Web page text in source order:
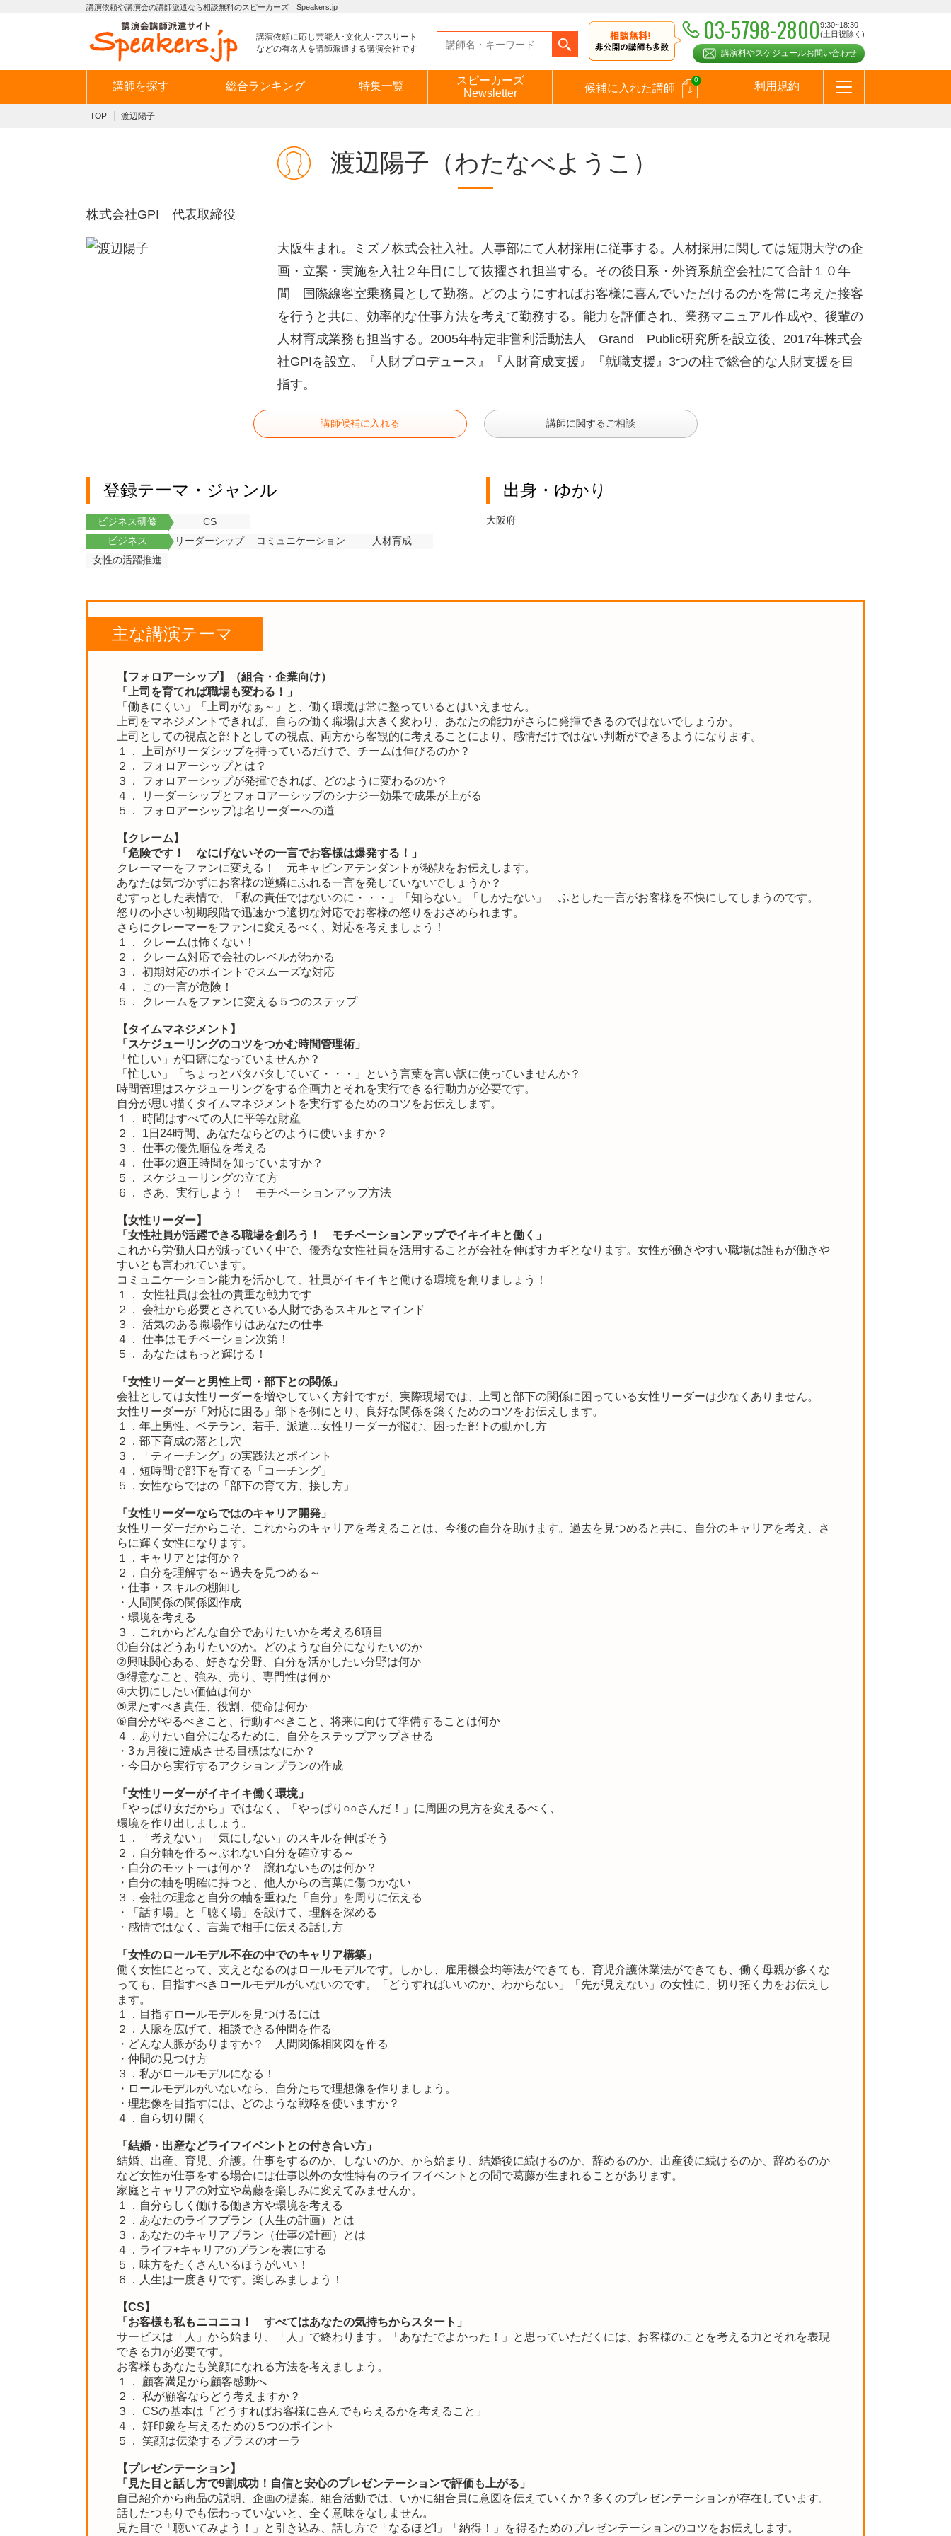
講演依頼や講演会の講師派遣なら相談無料のスピーカーズ Speakers.jp
講演依頼に応じ芸能人･文化人･アスリート
などの有名人を講師派遣する講演会社です
03-5798-28009:30~18:30
(土日祝除く)
講演料やスケジュールお問い合わせ
講師を探す 総合ランキング 特集一覧
スピーカーズ
Newsletter
候補に入れた講師
0
利用規約
TOP 渡辺陽子
渡辺陽子 （わたなべようこ）
株式会社GPI 代表取締役
大阪生まれ。ミズノ株式会社入社。人事部にて人材採用に従事する。人材採用に関しては短期大学の企
画・立案・実施を入社２年目にして抜擢され担当する。その後日系・外資系航空会社にて合計１０年
間 国際線客室乗務員として勤務。どのようにすればお客様に喜んでいただけるのかを常に考えた接客
を行うと共に、効率的な仕事方法を考えて勤務する。能力を評価され、業務マニュアル作成や、後輩の
人材育成業務も担当する。 2005年特定非営利活動法人 Grand Public研究所を設立後、 2017年株式会
社GPIを設立。『人財プロデュース』『人財育成支援』『就職支援』 3つの柱で総合的な人財支援を目
指す。
講師候補に入れる 講師に関するご相談
登録テーマ・ジャンル
ビジネス研修
CS
ビジネス
リーダーシップ コミュニケーション
人材育成
女性の活躍推進
出身・ゆかり
大阪府
主な講演テーマ
【フォロアーシップ】（組合・企業向け）
「上司を育てれば職場も変わる！」
「働きにくい」「上司がなぁ～」と、働く環境は常に整っているとはいえません。
上司をマネジメントできれば、自らの働く職場は大きく変わり、あなたの能力がさらに発揮できるのではないでしょうか。
上司としての視点と部下としての視点、両方から客観的に考えることにより、感情だけではない判断ができるようになります。
１． 上司がリーダシップを持っているだけで、チームは伸びるのか？
２． フォロアーシップとは？
３． フォロアーシップが発揮できれば、どのように変わるのか？
４． リーダーシップとフォロアーシップのシナジー効果で成果が上がる
５． フォロアーシップは名リーダーへの道
【クレーム】
「危険です！ なにげないその一言でお客様は爆発する！」
クレーマーをファンに変える！ 元キャビンアテンダントが秘訣をお伝えします。
あなたは気づかずにお客様の逆鱗にふれる一言を発していないでしょうか？
むすっとした表情で、「私の責任ではないのに・・・」「知らない」「しかたない」 ふとした一言がお客様を不快にしてしまうのです。
怒りの小さい初期段階で迅速かつ適切な対応でお客様の怒りをおさめられます。
さらにクレーマーをファンに変えるべく、対応を考えましょう！
１． クレームは怖くない！
２． クレーム対応で会社のレベルがわかる
３． 初期対応のポイントでスムーズな対応
４． この一言が危険！
５． クレームをファンに変える５つのステップ
【タイムマネジメント】
「スケジューリングのコツをつかむ時間管理術」
「忙しい」が口癖になっていませんか？
「忙しい」「ちょっとバタバタしていて・・・」という言葉を言い訳に使っていませんか？
時間管理はスケジューリングをする企画力とそれを実行できる行動力が必要です。
自分が思い描くタイムマネジメントを実行するためのコツをお伝えします。
１． 時間はすべての人に平等な財産
２． 1日24時間、あなたならどのように使いますか？
３． 仕事の優先順位を考える
４． 仕事の適正時間を知っていますか？
５． スケジューリングの立て方
６． さあ、実行しよう！ モチベーションアップ方法
【女性リーダー】
「女性社員が活躍できる職場を創ろう！ モチベーションアップでイキイキと働く」
これから労働人口が減っていく中で、優秀な女性社員を活用することが会社を伸ばすカギとなります。女性が働きやすい職場は誰もが働きや
すいとも言われています。
コミュニケーション能力を活かして、社員がイキイキと働ける環境を創りましょう！
１． 女性社員は会社の貴重な戦力です
２． 会社から必要とされている人財であるスキルとマインド
３． 活気のある職場作りはあなたの仕事
４． 仕事はモチベーション次第！
５． あなたはもっと輝ける！
「女性リーダーと男性上司・部下との関係」
会社としては女性リーダーを増やしていく方針ですが、実際現場では、上司と部下の関係に困っている女性リーダーは少なくありません。
女性リーダーが「対応に困る」部下を例にとり、良好な関係を築くためのコツをお伝えします。
１．年上男性、ベテラン、若手、派遣…女性リーダーが悩む、困った部下の動かし方
２．部下育成の落とし穴
３．「ティーチング」の実践法とポイント
４．短時間で部下を育てる「コーチング」
５．女性ならではの「部下の育て方、接し方」
「女性リーダーならではのキャリア開発」
女性リーダーだからこそ、これからのキャリアを考えることは、今後の自分を助けます。過去を見つめると共に、自分のキャリアを考え、さ
らに輝く女性になります。
１．キャリアとは何か？
２．自分を理解する～過去を見つめる～
・仕事・スキルの棚卸し
・人間関係の関係図作成
・環境を考える
３．これからどんな自分でありたいかを考える6項目
①自分はどうありたいのか。どのような自分になりたいのか
②興味関心ある、好きな分野、自分を活かしたい分野は何か
③得意なこと、強み、売り、専門性は何か
④大切にしたい価値は何か
⑤果たすべき責任、役割、使命は何か
⑥自分がやるべきこと、行動すべきこと、将来に向けて準備することは何か
４．ありたい自分になるために、自分をステップアップさせる
・3ヵ月後に達成させる目標はなにか？
・今日から実行するアクションプランの作成
「女性リーダーがイキイキ働く環境」
「やっぱり女だから」ではなく、「やっぱり○○さんだ！」に周囲の見方を変えるべく、
環境を作り出しましょう。
１．「考えない」「気にしない」のスキルを伸ばそう
２．自分軸を作る～ぶれない自分を確立する～
・自分のモットーは何か？ 譲れないものは何か？
・自分の軸を明確に持つと、他人からの言葉に傷つかない
３．会社の理念と自分の軸を重ねた「自分」を周りに伝える
・「話す場」と「聴く場」を設けて、理解を深める
・感情ではなく、言葉で相手に伝える話し方
「女性のロールモデル不在の中でのキャリア構築」
働く女性にとって、支えとなるのはロールモデルです。しかし、雇用機会均等法ができても、育児介護休業法ができても、働く母親が多くな
っても、目指すべきロールモデルがいないのです。「どうすればいいのか、わからない」「先が見えない」の女性に、切り拓く力をお伝えし
ます。
１．目指すロールモデルを見つけるには
２．人脈を広げて、相談できる仲間を作る
・どんな人脈がありますか？ 人間関係相関図を作る
・仲間の見つけ方
３．私がロールモデルになる！
・ロールモデルがいないなら、自分たちで理想像を作りましょう。
・理想像を目指すには、どのような戦略を使いますか？
４．自ら切り開く
「結婚・出産などライフイベントとの付き合い方」
結婚、出産、育児、介護。仕事をするのか、しないのか、から始まり、結婚後に続けるのか、辞めるのか、出産後に続けるのか、辞めるのか
など女性が仕事をする場合には仕事以外の女性特有のライフイベントとの間で葛藤が生まれることがあります。
家庭とキャリアの対立や葛藤を楽しみに変えてみませんか。
１．自分らしく働ける働き方や環境を考える
２．あなたのライフプラン（人生の計画）とは
３．あなたのキャリアプラン（仕事の計画）とは
４．ライフ+キャリアのプランを表にする
５．味方をたくさんいるほうがいい！
６．人生は一度きりです。楽しみましょう！
【CS】
「お客様も私もニコニコ！ すべてはあなたの気持ちからスタート」
サービスは「人」から始まり、「人」で終わります。「あなたでよかった！」と思っていただくには、お客様のことを考える力とそれを表現
できる力が必要です。
お客様もあなたも笑顔になれる方法を考えましょう。
１． 顧客満足から顧客感動へ
２． 私が顧客ならどう考えますか？
３． CSの基本は「どうすればお客様に喜んでもらえるかを考えること」
４． 好印象を与えるための５つのポイント
５． 笑顔は伝染するプラスのオーラ
【プレゼンテーション】
「見た目と話し方で9割成功！自信と安心のプレゼンテーションで評価も上がる」
自己紹介から商品の説明、企画の提案。組合活動では、いかに組合員に意図を伝えていくか？多くのプレゼンテーションが存在しています。
話したつもりでも伝わっていないと、全く意味をなしません。
見た目で「聴いてみよう！」と引き込み、話し方で「なるほど!」「納得！」を得るためのプレゼンテーションのコツをお伝えします。